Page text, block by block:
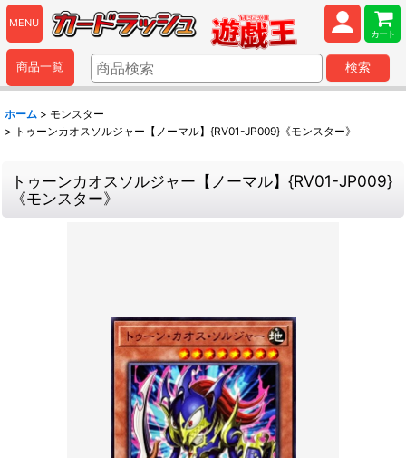
MENU
カート
商品一覧 検索
ホーム > モンスター
> トゥーンカオスソルジャー【ノーマル】{RV01-JP009}《モンスター》
トゥーンカオスソルジャー【ノーマル】{RV01-JP009}
《モンスター》